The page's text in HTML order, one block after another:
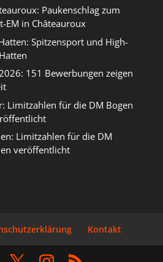
Paukenschlag zum
EM in Châteauroux
Spitzensport und High-
151 Bewerbungen zeigen
Limitzahlen für die DM Bogen
Limitzahlen für die DM
veröffentlicht
Kontakt